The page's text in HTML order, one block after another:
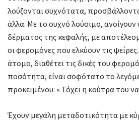
λούζονται συχνότατα,
άλλα. Με το συχνό λούσιμο, ανοίγουν
δέρματος της κεφαλής, με
οι φερομόνες που ελκύουν τις
άτομο, διαθέτει τις δικές του
ποσότητα, είναι σοφότατο το
προκειμένου: « Τόχει η κούτρα του
Έχουν μεγάλη μεταδοτικότητα με